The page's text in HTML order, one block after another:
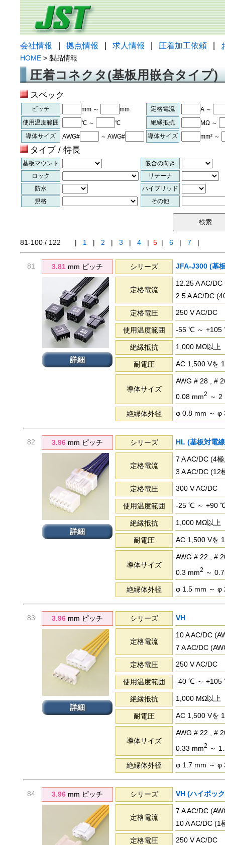
会社情報 拠点情報 求人情報 圧着加工依頼
HOME > 製品情報
圧着コネクタ(基板用嵌合タイプ)
スペック
ピッチ mm ～ mm 定格電流
A ～
使用温度範囲
℃ ～ ℃ 絶縁抵抗
MΩ ～
導体サイズ
AWG# ～ AWG# 導体サイズ mm² ～
タイプ / 特長
基板マウント
嵌合の向き
ロック
リテーナ
防水
ハイブリッド
規格
その他
検索
81-100 / 122 | 1 | 2 | 3 | 4 | 5 | 6 | 7 |
81 3.81 mm ピッチ シリーズ JFA-J300 (基
詳細
定格電流
12.25 A AC/
2.5 A AC/DC
定格電圧 250 V AC/DC
使用温度範囲 -55 ℃ ～
絶縁抵抗 1,000 MΩ以上
耐電圧 AC 1,500 Vを
導体サイズ
AWG # 28 , #
0.08 mm2 ～ 2
絶縁体外径 φ 0.8 mm ～ φ
82 3.96 mm ピッチ シリーズ HL (基板対電
詳細
定格電流
7 A AC/DC (4
3 A AC/DC (12
定格電圧 300 V AC/DC
使用温度範囲 -25 ℃ ～ +90
絶縁抵抗 1,000 MΩ以上
耐電圧 AC 1,500 Vを
導体サイズ
AWG # 22 , #
0.3 mm2 ～
絶縁体外径 φ 1.5 mm ～ φ
83 3.96 mm ピッチ シリーズ VH
詳細
定格電流
10 A AC/DC
7 A AC/DC
定格電圧 250 V AC/DC
使用温度範囲 -40 ℃ ～
絶縁抵抗 1,000 MΩ以上
耐電圧 AC 1,500 Vを
導体サイズ
AWG # 22 , #
0.33 mm2 ～
絶縁体外径 φ 1.7 mm ～ φ
84 3.96 mm ピッチ シリーズ VH (ハイボッ
定格電流
7 A AC/DC
10 A AC/DC (1
定格電圧 250 V AC/DC